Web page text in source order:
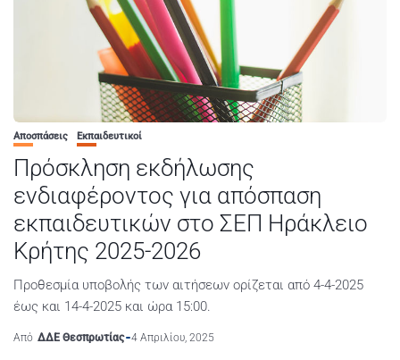
Αποσπάσεις Εκπαιδευτικοί
Πρόσκληση εκδήλωσης
ενδιαφέροντος για απόσπαση
εκπαιδευτικών στο ΣΕΠ Ηράκλειο
Κρήτης 2025-2026
Προθεσμία υποβολής των αιτήσεων ορίζεται από 4-4-2025
έως και 14-4-2025 και ώρα 15:00.
Από ΔΔΕ Θεσπρωτίας 4 Απριλίου, 2025